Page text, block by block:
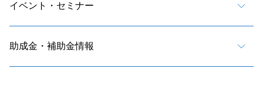
イベント・セミナー
助成金・補助金情報